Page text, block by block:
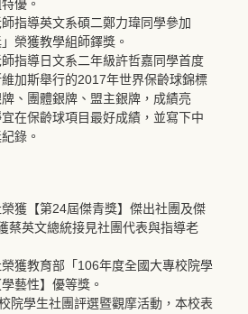
優。
指導英文系碩二鄭力瑋同學參加
」榮獲教學組師鐸獎。
指導日文系二年級許哲嘉同學首度
加斯舉行的2017年世界保齡球錦標
、團體銀牌、盟主銀牌，成績亮
在保齡球項目最好成績，並寫下中
錄。
獲【第24屆傑青獎】傑出社團及傑
蔡英文總統接見社團代表與指導老
獲教育部「106年度全國大專校院學
藝性】優等獎。
院學生社團評選暨觀摩活動，本校表